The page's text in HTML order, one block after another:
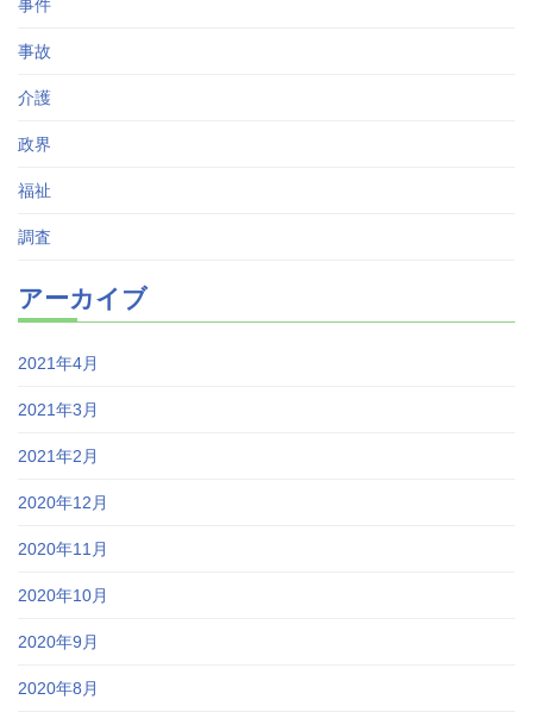
事件
事故
介護
政界
福祉
調査
アーカイブ
2021年4月
2021年3月
2021年2月
2020年12月
2020年11月
2020年10月
2020年9月
2020年8月